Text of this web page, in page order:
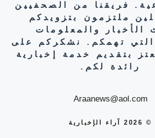
فريقنا من الصحفيين
ملتزمون بتزويدكم
الأخبار والمعلومات
التي تهمكم. نشكركم على
بتقديم خدمة إخبارية
رائدة لكم.
Araanews@aol.com
© 2026 آراء الإخبارية